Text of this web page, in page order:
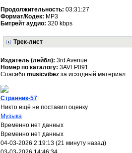
Продолжительность: 03:31:27
Формат/Кодек: MP3
Битрейт аудио: 320 kbps
Трек-лист
Издатель (лейбл): 3rd Avenue
Номер по каталогу: 3AVLP091
Спасибо musicvibez за исходный материал
Странник-57
Никто ещё не поставил оценку
Музыка
Временно нет данных
Временно нет данных
04-03-2026 2:19:13 (21 минуту назад)